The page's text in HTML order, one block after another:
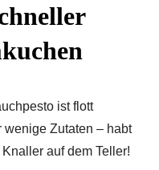
ist flott
wenige Zutaten – habt
auf dem Teller!